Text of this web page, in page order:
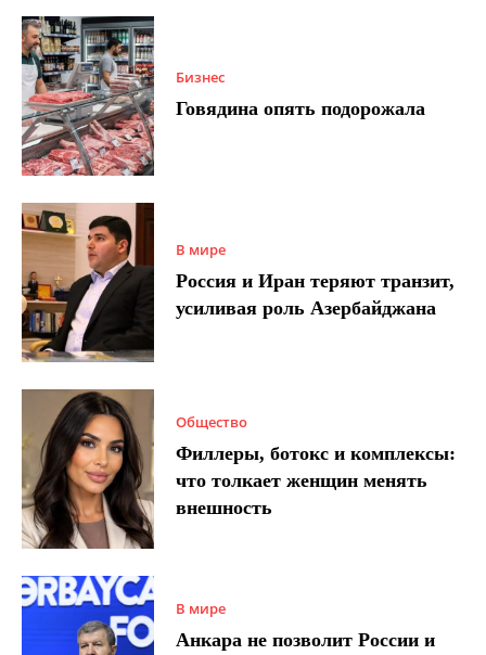
Бизнес
Говядина опять подорожала
В мире
Россия и Иран теряют транзит,
усиливая роль Азербайджана
Общество
Филлеры, ботокс и комплексы:
что толкает женщин менять
внешность
В мире
Анкара не позволит России и